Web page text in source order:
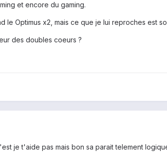
et encore du gaming.
le Optimus x2, mais ce que je lui reproches est
des doubles coeurs ?
je t'aide pas mais bon sa parait telement